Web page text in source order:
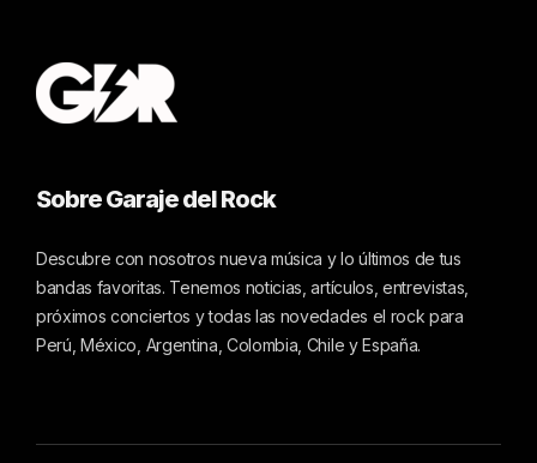
Sobre Garaje del Rock
Descubre con nosotros nueva música y lo últimos de tus
bandas favoritas. Tenemos noticias, artículos, entrevistas,
próximos conciertos y todas las novedades el rock para
Perú, México, Argentina, Colombia, Chile y España.